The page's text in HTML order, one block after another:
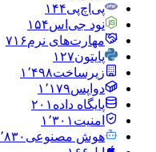
پی‌اچ‌پی۱۴۴
نود جی‌اس۱۵۴
مهارت‌های نرم۷۱۶
پایتون۱۲۷
زیرساخت۱٬۴۹۸
دواپس۱٬۱۷۹
پایگاه داده ۲۰۱
امنیت ۱٬۳۰۱
هوش مصنوعی